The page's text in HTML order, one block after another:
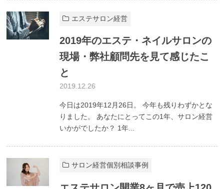
エステサロン経営
2019年のエステ・ネイルサロンの
現場・弊社顧問先を見て感じたこ
と
2019.12.26
今日は2019年12月26日。 今年も残りわずかとな
りました。 あなたにとってこの1年、サロン経営
いかがでしたか？ 1年...
サロン経営個別相談事例